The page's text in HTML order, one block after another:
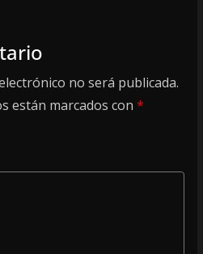
no será publicada.
están marcados con *